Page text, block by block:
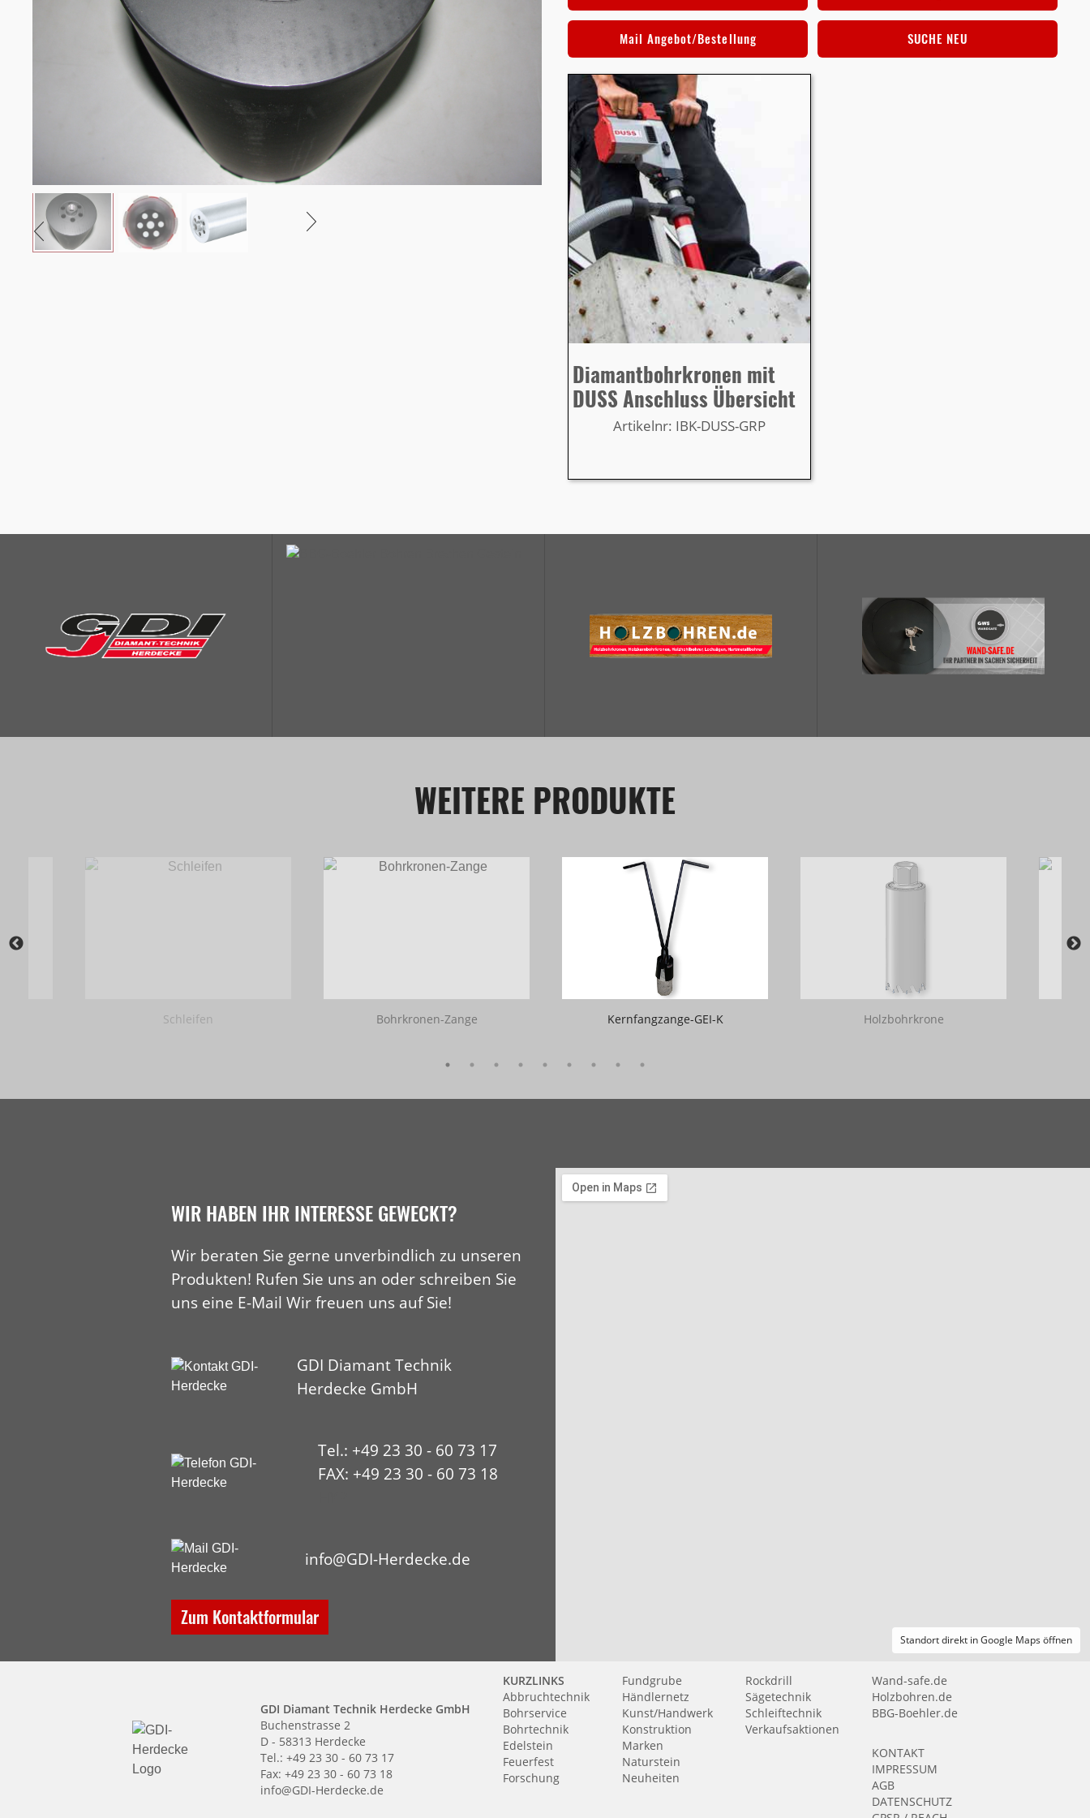
Mail Angebot/Bestellung SUCHE NEU
Diamantbohrkronen mit
DUSS Anschluss Übersicht
Artikelnr: IBK-DUSS-GRP
WEITERE PRODUKTE
Schleifen Bohrkronen-Zange Kernfangzange-GEI-K Holzbohrkrone
WIR HABEN IHR INTERESSE GEWECKT?
Wir beraten Sie gerne unverbindlich zu unseren
Produkten! Rufen Sie uns an oder schreiben Sie
uns eine E-Mail Wir freuen uns auf Sie!
GDI Diamant Technik
Herdecke GmbH
Tel.: +49 23 30 - 60 73 17
FAX: +49 23 30 - 60 73 18
info@GDI-Herdecke.de
Zum Kontaktformular
Standort direkt in Google Maps öffnen
GDI Diamant Technik Herdecke GmbH
Buchenstrasse 2
D - 58313 Herdecke
Tel.: +49 23 30 - 60 73 17
Fax: +49 23 30 - 60 73 18
info@GDI-Herdecke.de
KURZLINKS
Abbruchtechnik
Bohrservice
Bohrtechnik
Edelstein
Feuerfest
Forschung
Fundgrube
Händlernetz
Kunst/Handwerk
Konstruktion
Marken
Naturstein
Neuheiten
Rockdrill
Sägetechnik
Schleiftechnik
Verkaufsaktionen
Wand-safe.de
Holzbohren.de
BBG-Boehler.de
KONTAKT
IMPRESSUM
AGB
DATENSCHUTZ